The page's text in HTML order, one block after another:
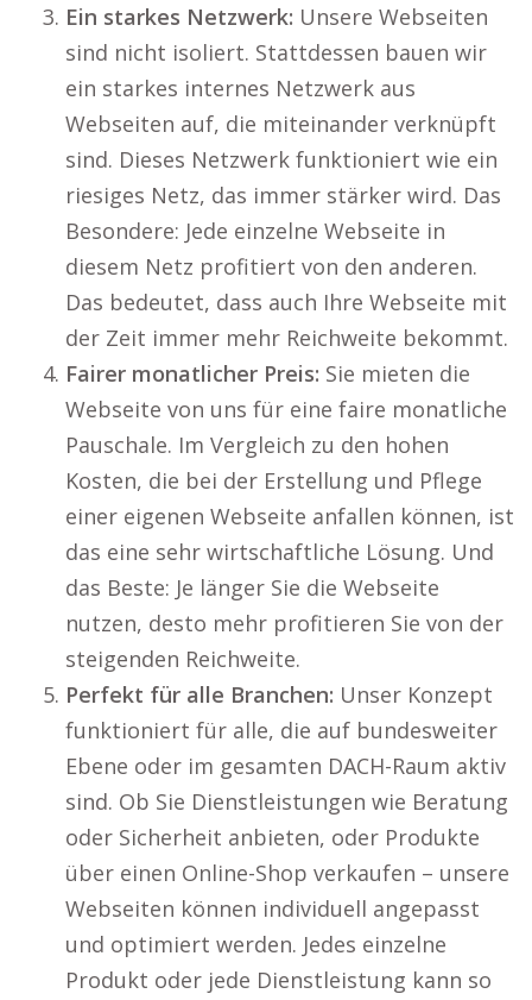
Ein starkes Netzwerk: Unsere Webseiten
sind nicht isoliert. Stattdessen bauen wir
ein starkes internes Netzwerk aus
Webseiten auf, die miteinander verknüpft
sind. Dieses Netzwerk funktioniert wie ein
riesiges Netz, das immer stärker wird. Das
Besondere: Jede einzelne Webseite in
diesem Netz profitiert von den anderen.
Das bedeutet, dass auch Ihre Webseite mit
der Zeit immer mehr Reichweite bekommt.
Fairer monatlicher Preis: Sie mieten die
Webseite von uns für eine faire monatliche
Pauschale. Im Vergleich zu den hohen
Kosten, die bei der Erstellung und Pflege
einer eigenen Webseite anfallen können, ist
das eine sehr wirtschaftliche Lösung. Und
das Beste: Je länger Sie die Webseite
nutzen, desto mehr profitieren Sie von der
steigenden Reichweite.
Perfekt für alle Branchen: Unser Konzept
funktioniert für alle, die auf bundesweiter
Ebene oder im gesamten DACH-Raum aktiv
sind. Ob Sie Dienstleistungen wie Beratung
oder Sicherheit anbieten, oder Produkte
über einen Online-Shop verkaufen – unsere
Webseiten können individuell angepasst
und optimiert werden. Jedes einzelne
Produkt oder jede Dienstleistung kann so